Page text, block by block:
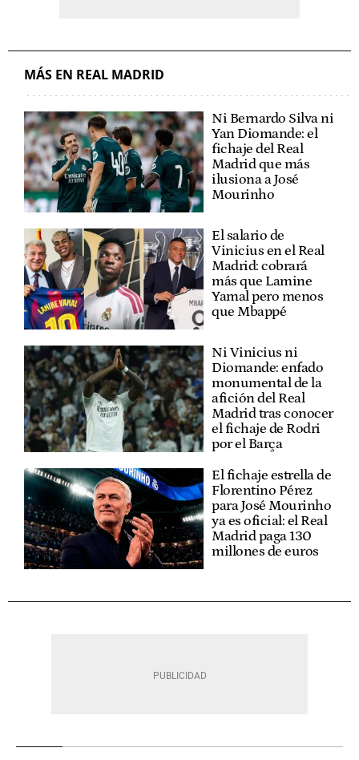
MÁS EN REAL MADRID
Ni Bernardo Silva ni
Yan Diomande: el
fichaje del Real
Madrid que más
ilusiona a José
Mourinho
El salario de
Vinicius en el Real
Madrid: cobrará
más que Lamine
Yamal pero menos
que Mbappé
Ni Vinicius ni
Diomande: enfado
monumental de la
afición del Real
Madrid tras conocer
el fichaje de Rodri
por el Barça
El fichaje estrella de
Florentino Pérez
para José Mourinho
ya es oficial: el Real
Madrid paga 130
millones de euros